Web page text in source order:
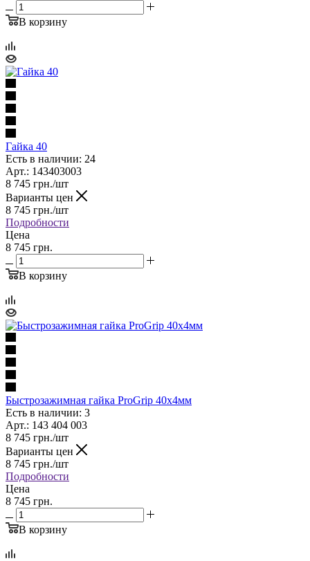
В корзину
Гайка 40
Есть в наличии: 24
Арт.: 143403003
8 745 грн./шт
Варианты цен
8 745 грн./шт
Подробности
Цена
8 745 грн.
В корзину
Быстрозажимная гайка ProGrip 40x4мм
Есть в наличии: 3
Арт.: 143 404 003
8 745 грн./шт
Варианты цен
8 745 грн./шт
Подробности
Цена
8 745 грн.
В корзину